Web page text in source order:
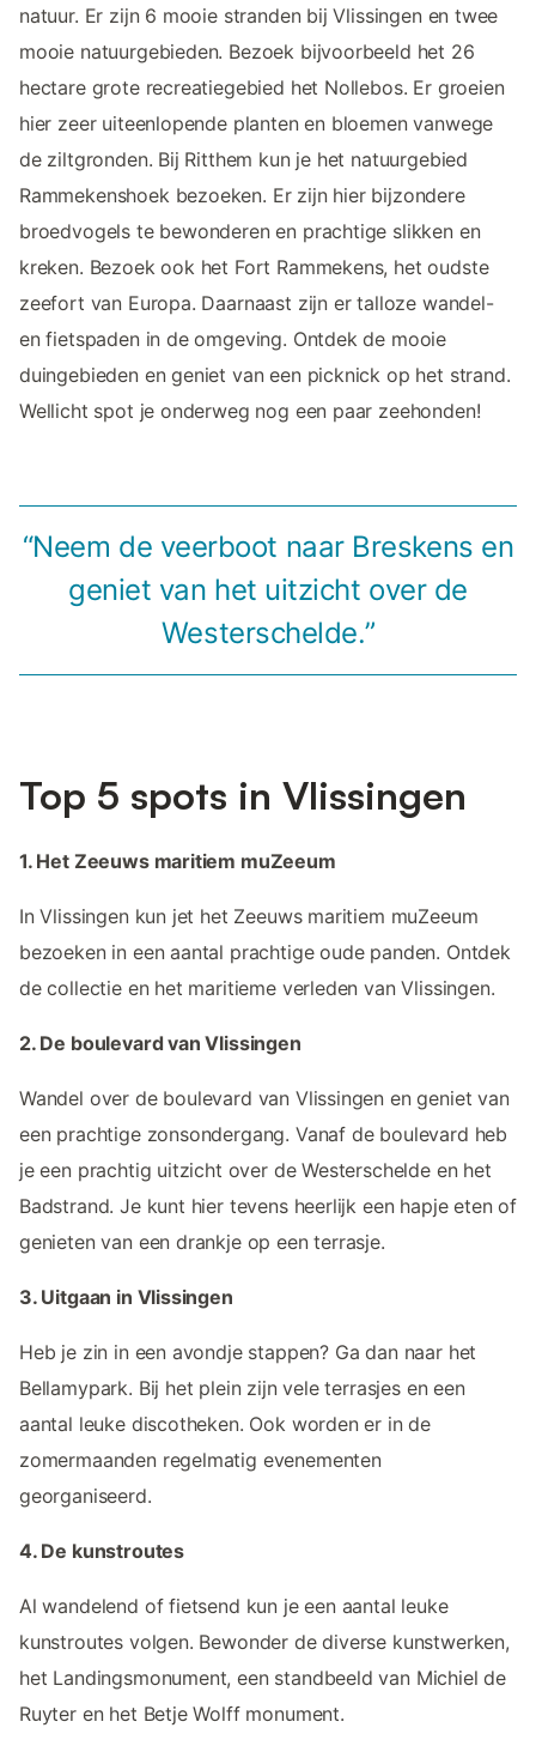
natuur. Er zijn 6 mooie stranden bij Vlissingen en twee
mooie natuurgebieden. Bezoek bijvoorbeeld het 26
hectare grote recreatiegebied het Nollebos. Er groeien
hier zeer uiteenlopende planten en bloemen vanwege
de ziltgronden. Bij Ritthem kun je het natuurgebied
Rammekenshoek bezoeken. Er zijn hier bijzondere
broedvogels te bewonderen en prachtige slikken en
kreken. Bezoek ook het Fort Rammekens, het oudste
zeefort van Europa. Daarnaast zijn er talloze wandel-
en fietspaden in de omgeving. Ontdek de mooie
duingebieden en geniet van een picknick op het strand.
Wellicht spot je onderweg nog een paar zeehonden!
“Neem de veerboot naar Breskens en
geniet van het uitzicht over de
Westerschelde.”
Top 5 spots in Vlissingen
1. Het Zeeuws maritiem muZeeum
In Vlissingen kun jet het Zeeuws maritiem muZeeum
bezoeken in een aantal prachtige oude panden. Ontdek
de collectie en het maritieme verleden van Vlissingen.
2. De boulevard van Vlissingen
Wandel over de boulevard van Vlissingen en geniet van
een prachtige zonsondergang. Vanaf de boulevard heb
je een prachtig uitzicht over de Westerschelde en het
Badstrand. Je kunt hier tevens heerlijk een hapje eten of
genieten van een drankje op een terrasje.
3. Uitgaan in Vlissingen
Heb je zin in een avondje stappen? Ga dan naar het
Bellamypark. Bij het plein zijn vele terrasjes en een
aantal leuke discotheken. Ook worden er in de
zomermaanden regelmatig evenementen
georganiseerd.
4. De kunstroutes
Al wandelend of fietsend kun je een aantal leuke
kunstroutes volgen. Bewonder de diverse kunstwerken,
het Landingsmonument, een standbeeld van Michiel de
Ruyter en het Betje Wolff monument.